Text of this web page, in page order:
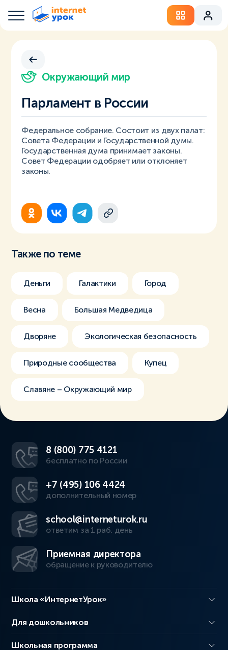
Окружающий мир
Парламент в России
Федеральное собрание. Состоит из двух палат:
Совета Федерации и Государственной думы.
Государственная дума принимает законы.
Совет Федерации одобряет или отклоняет
законы.
Также по теме
Деньги Галактики Город
Весна Большая Медведица
Дворяне Экологическая безопасность
Природные сообщества Купец
Славяне – Окружающий мир
8 (800) 775 4121
бесплатно по России
+7 (495) 106 4424
дополнительный номер
school@interneturok.ru
ответим за 1 раб. день
Приемная директора
обращение к руководителю
Школа «ИнтернетУрок»
Для дошкольников
Школьная программа